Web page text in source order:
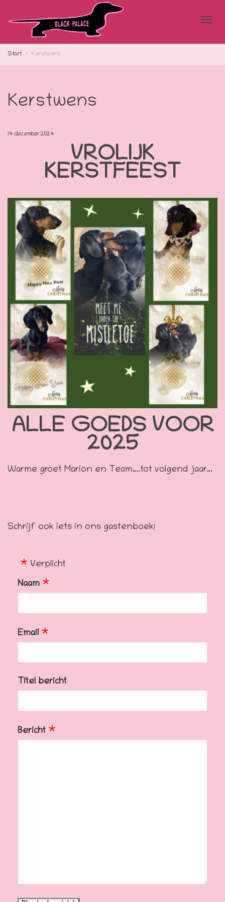
Start Kerstwens
Kerstwens
14 december 2024
VROLIJK
KERSTFEEST
ALLE GOEDS VOOR
2025
Warme groet Marion en Team….tot volgend jaar…
Schrijf ook iets in ons gastenboek!
Verplicht
Naam
Email
Titel bericht
Bericht